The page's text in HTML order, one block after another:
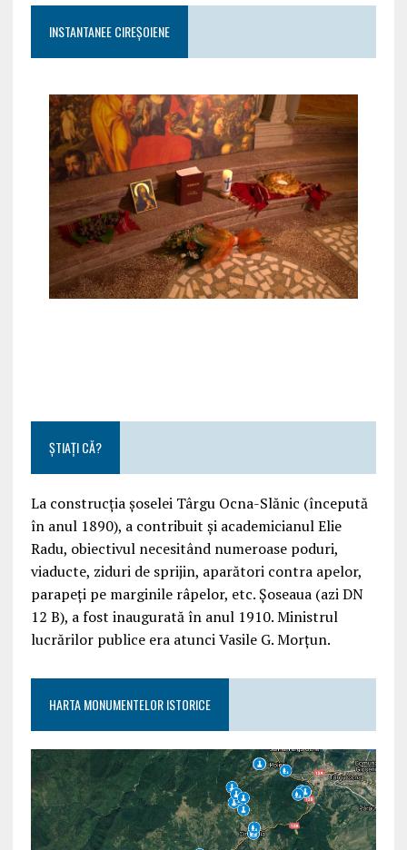
INSTANTANEE CIREȘOIENE
ȘTIAȚI CĂ?
La construcția șoselei Târgu Ocna-Slănic (începută
în anul 1890), a contribuit și academicianul Elie
Radu, obiectivul necesitând numeroase poduri,
viaducte, ziduri de sprijin, aparători contra apelor,
parapeți pe marginile râpelor, etc. Șoseaua (azi DN
12 B), a fost inaugurată în anul 1910. Ministrul
lucrărilor publice era atunci Vasile G. Morțun.
HARTA MONUMENTELOR ISTORICE